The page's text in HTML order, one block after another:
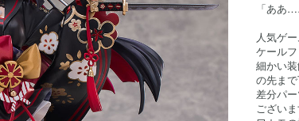
「ああ
人気ゲ
ケール
細かい
の先ま
差分パ
ござい